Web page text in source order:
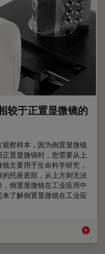
较于正置显微镜的
察样本，因为倒置显微镜
置显微镜时，您需要从上
主要用于生命科学研究，
托座底部，从上方则无法
倒置显微镜在工业应用中
了解倒置显微镜在工业应
工业应